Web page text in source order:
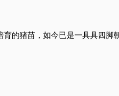
的猪苗，如今已是一具具四